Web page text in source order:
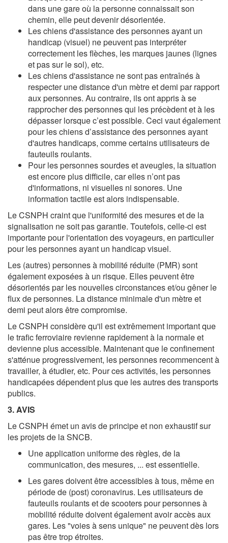
dans une gare où la personne connaissait son
chemin, elle peut devenir désorientée.
Les chiens d'assistance des personnes ayant un
handicap (visuel) ne peuvent pas interpréter
correctement les flèches, les marques jaunes (lignes
et pas sur le sol), etc.
Les chiens d'assistance ne sont pas entraînés à
respecter une distance d'un mètre et demi par rapport
aux personnes. Au contraire, ils ont appris à se
rapprocher des personnes qui les précèdent et à les
dépasser lorsque c’est possible. Ceci vaut également
pour les chiens d’assistance des personnes ayant
d'autres handicaps, comme certains utilisateurs de
fauteuils roulants.
Pour les personnes sourdes et aveugles, la situation
est encore plus difficile, car elles n’ont pas
d'informations, ni visuelles ni sonores. Une
information tactile est alors indispensable.
Le CSNPH craint que l'uniformité des mesures et de la
signalisation ne soit pas garantie. Toutefois, celle-ci est
importante pour l'orientation des voyageurs, en particulier
pour les personnes ayant un handicap visuel.
Les (autres) personnes à mobilité réduite (PMR) sont
également exposées à un risque. Elles peuvent être
désorientés par les nouvelles circonstances et/ou gêner le
flux de personnes. La distance minimale d'un mètre et
demi peut alors être compromise.
Le CSNPH considère qu'il est extrêmement important que
le trafic ferroviaire revienne rapidement à la normale et
devienne plus accessible. Maintenant que le confinement
s'atténue progressivement, les personnes recommencent à
travailler, à étudier, etc. Pour ces activités, les personnes
handicapées dépendent plus que les autres des transports
publics.
3. AVIS
Le CSNPH émet un avis de principe et non exhaustif sur
les projets de la SNCB.
Une application uniforme des règles, de la
communication, des mesures, ... est essentielle.
Les gares doivent être accessibles à tous, même en
période de (post) coronavirus. Les utilisateurs de
fauteuils roulants et de scooters pour personnes à
mobilité réduite doivent également avoir accès aux
gares. Les "voies à sens unique" ne peuvent dès lors
pas être trop étroites.